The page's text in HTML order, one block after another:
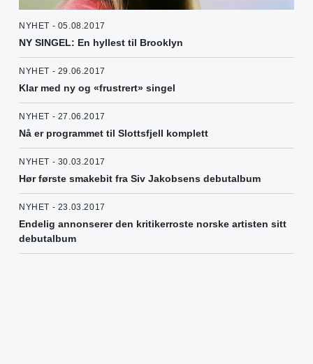
NYHET - 05.08.2017
NY SINGEL: En hyllest til Brooklyn
NYHET - 29.06.2017
Klar med ny og «frustrert» singel
NYHET - 27.06.2017
Nå er programmet til Slottsfjell komplett
NYHET - 30.03.2017
Hør første smakebit fra Siv Jakobsens debutalbum
NYHET - 23.03.2017
Endelig annonserer den kritikerroste norske artisten sitt
debutalbum